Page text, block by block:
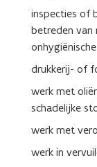
inspecties of
betreden van
drukkerij- of
werk met
schadelijke
werk met
werk in